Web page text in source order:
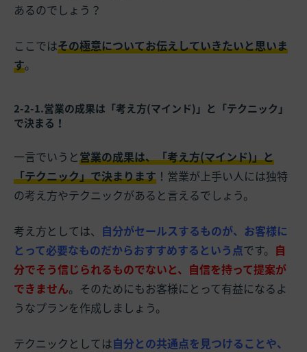
あるのでしょう？
ここではその極意についてお伝えしていきたいと思いま
す。
2-2-1.営業の成果は「考え方(マインド)」と「テクニック」
で決まる！
一言でいうと営業の成果は、「考え方(マインド)」と
「テクニック」で決まります ！営業が上手い人には独特
の考え方やテクニックがあると言えるでしょう。
考え方としては、 自分がセールスするものが、お客様に
とって必要なものだからおすすめするという点です。 自
分でそう信じられるものでないと、自信を持って提案が
できません。そのためにもお客様にとって有益になるよ
うなプランを作成しましょう。
テクニックとしては自分との共通点を見つけることや、